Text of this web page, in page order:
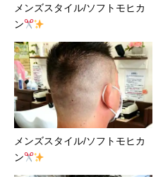
メンズスタイル/ソフトモヒカ
ン
メンズスタイル/ソフトモヒカ
ン